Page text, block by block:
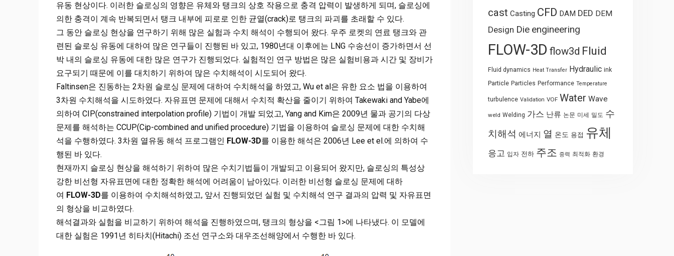
유동 현상이다. 이러한 슬로싱의 영향은 유체와 탱크의 상호 작용으로 충격 압력이 발생하게 되며, 슬로싱에
의한 충격이 계속 반복되면서 탱크 내부에 피로로 인한 균열(crack)로 탱크의 파괴를 초래할 수 있다.
그 동안 슬로싱 현상을 연구하기 위해 많은 실험과 수치 해석이 수행되어 왔다. 우주 로켓의 연료 탱크와 관
련된 슬로싱 유동에 대하여 많은 연구들이 진행된 바 있고, 1980년대 이후에는 LNG 수송선이 증가하면서 선
박 내의 슬로싱 유동에 대한 많은 연구가 진행되었다. 실험적인 연구 방법은 많은 실험비용과 시간 및 장비가
요구되기 때문에 이를 대치하기 위하여 많은 수치해석이 시도되어 왔다.
Faltinsen은 진동하는 2차원 슬로싱 문제에 대하여 수치해석을 하였고, Wu et al은 유한 요소 법을 이용하여
3차원 수치해석을 시도하였다. 자유표면 문제에 대해서 수치적 확산을 줄이기 위하여 Takewaki and Yabe에
의하여 CIP(constrained interpolation profile) 기법이 개발 되었고, Yang and Kim은 2009년 물과 공기의 다상
문제를 해석하는 CCUP(Cip-combined and unified procedure) 기법을 이용하여 슬로싱 문제에 대한 수치해
석을 수행하였다. 3차원 열유동 해석 프로그램인 FLOW-3D를 이용한 해석은 2006년 Lee et el.에 의하여 수
행된 바 있다.
현재까지 슬로싱 현상을 해석하기 위하여 많은 수치기법들이 개발되고 이용되어 왔지만, 슬로싱의 특성상
강한 비선형 자유표면에 대한 정확한 해석에 어려움이 남아있다. 이러한 비선형 슬로싱 문제에 대하
여 FLOW-3D를 이용하여 수치해석하였고, 앞서 진행되었던 실험 및 수치해석 연구 결과의 압력 및 자유표면
의 형상을 비교하였다.
해석결과와 실험을 비교하기 위하여 해석을 진행하였으며, 탱크의 형상을 <그림 1>에 나타냈다. 이 모델에
대한 실험은 1991년 히타치(Hitachi) 조선 연구소와 대우조선해양에서 수행한 바 있다.
cast Casting CFD DAM DED DEM
Design Die engineering
FLOW-3D flow3d Fluid
Fluid dynamics Heat Transfer Hydraulic ink
Particle Particles Performance Temperature
turbulence Validation VOF Water Wave
weld Welding 가스 난류 논문 미세 밀도 수
치해석 에너지 열 온도 용접 유체
응고 입자 전하 주조 중력 최적화 환경